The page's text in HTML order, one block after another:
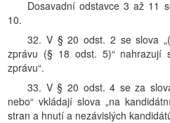
Dosavadní odstavce 3 až 11
10.
32. V § 20 odst. 2 se slova
zprávu (§ 18 odst. 5)“ nahrazují
zprávu“.
33. V § 20 odst. 4 se za
nebo“ vkládají slova „na
stran a hnutí a nezávislých